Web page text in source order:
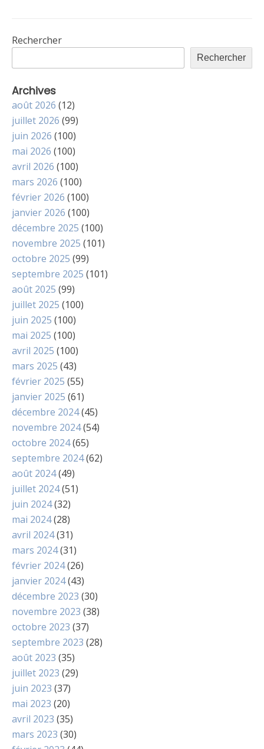
articles
Rechercher
Rechercher
Archives
août 2026 (12)
juillet 2026 (99)
juin 2026 (100)
mai 2026 (100)
avril 2026 (100)
mars 2026 (100)
février 2026 (100)
janvier 2026 (100)
décembre 2025 (100)
novembre 2025 (101)
octobre 2025 (99)
septembre 2025 (101)
août 2025 (99)
juillet 2025 (100)
juin 2025 (100)
mai 2025 (100)
avril 2025 (100)
mars 2025 (43)
février 2025 (55)
janvier 2025 (61)
décembre 2024(45)
novembre 2024(54)
octobre 2024(65)
septembre 2024(62)
août 2024(49)
juillet 2024(51)
juin 2024(32)
mai 2024(28)
avril 2024(31)
mars 2024(31)
février 2024(26)
janvier 2024(43)
décembre 2023 (30)
novembre 2023 (38)
octobre 2023 (37)
septembre 2023 (28)
août 2023 (35)
juillet 2023 (29)
juin 2023 (37)
mai 2023 (20)
avril 2023 (35)
mars 2023 (30)